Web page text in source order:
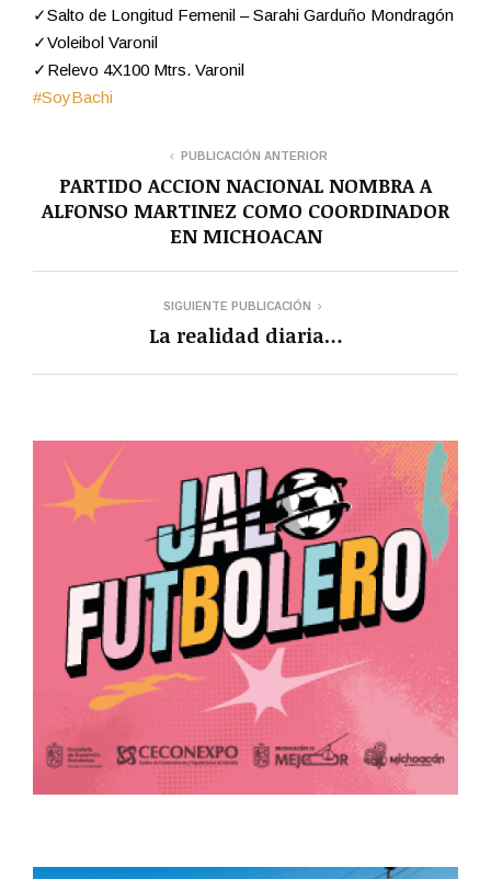
✓Salto de Longitud Femenil – Sarahi Garduño Mondragón
✓Voleibol Varonil
✓Relevo 4X100 Mtrs. Varonil
#SoyBachi
PUBLICACIÓN ANTERIOR
PARTIDO ACCION NACIONAL NOMBRA A
ALFONSO MARTINEZ COMO COORDINADOR
EN MICHOACAN
SIGUIENTE PUBLICACIÓN
La realidad diaria…